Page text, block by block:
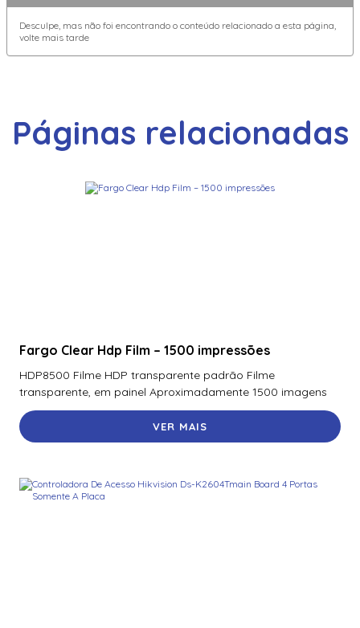
Desculpe, mas não foi encontrando o conteúdo relacionado a esta página,
volte mais tarde
Páginas relacionadas
Fargo Clear Hdp Film – 1500 impressões
HDP8500 Filme HDP transparente padrão Filme
transparente, em painel Aproximadamente 1500 imagens
VER MAIS